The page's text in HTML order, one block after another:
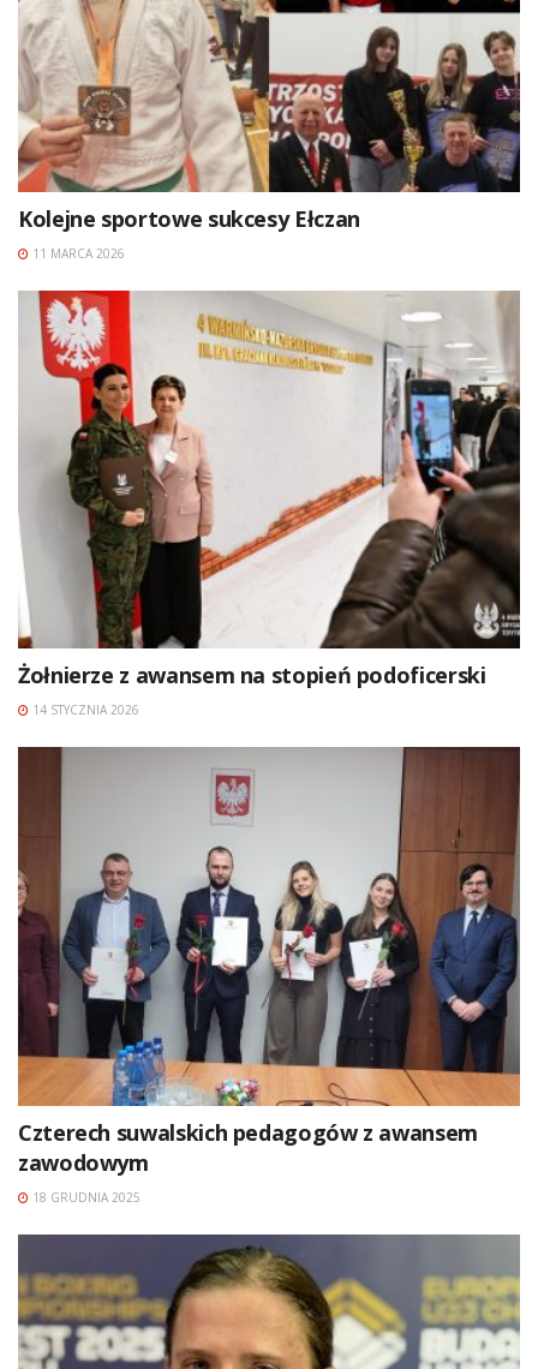
Kolejne sportowe sukcesy Ełczan
11 MARCA 2026
Żołnierze z awansem na stopień podoficerski
14 STYCZNIA 2026
Czterech suwalskich pedagogów z awansem
zawodowym
18 GRUDNIA 2025